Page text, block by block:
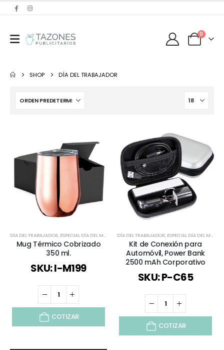
0
SHOP DÍA DEL TRABAJADOR
DÍA DEL TRABAJADOR, ESPECIAL DÍA DEL MINERO ,MUGS CORPORATIVOS,REGALOS COBRIZADOS
Mug Térmico Cobrizado
350 ml.
SKU: I-M199
COTIZAR
DÍA DEL TRABAJADOR, ESPECIAL DÍA DEL MINERO
Kit de Conexión para
Automóvil, Power Bank
2500 mAh Corporativo
SKU: P-C65
COTIZAR